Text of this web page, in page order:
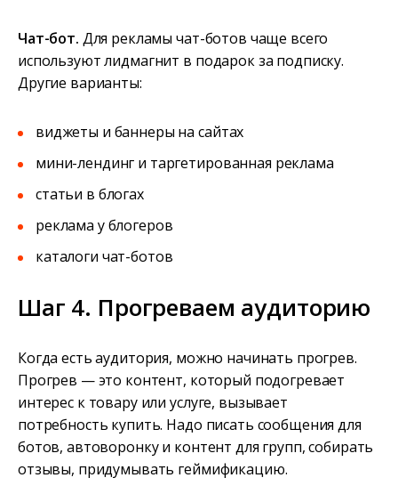
Чат-бот. Для рекламы чат-ботов чаще всего
используют лидмагнит в подарок за подписку.
Другие варианты:
виджеты и баннеры на сайтах
мини-лендинг и таргетированная реклама
статьи в блогах
реклама у блогеров
каталоги чат-ботов
Шаг 4. Прогреваем аудиторию
Когда есть аудитория, можно начинать прогрев.
Прогрев — это контент, который подогревает
интерес к товару или услуге, вызывает
потребность купить. Надо писать сообщения для
ботов, автоворонку и контент для групп, собирать
отзывы, придумывать геймификацию.